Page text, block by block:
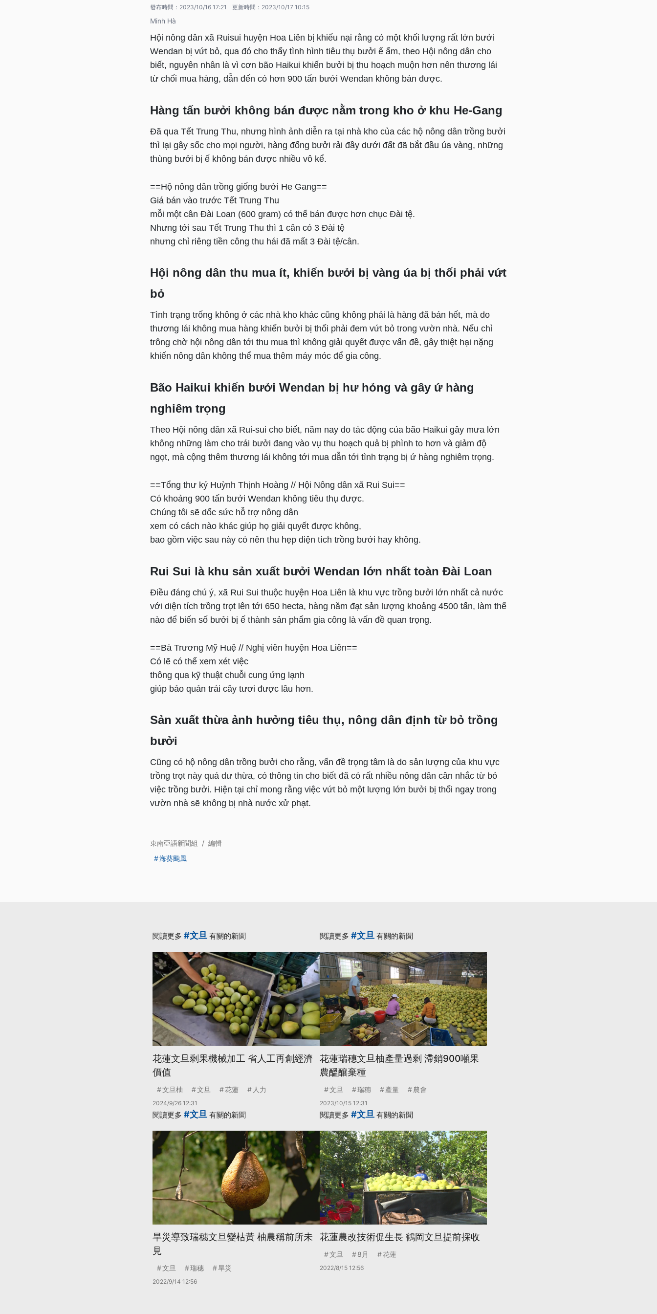
發布時間： 2023/10/16 17:21 更新時間： 2023/10/17 10:15
Minh Hà
Hội nông dân xã Ruisui huyện Hoa Liên bị khiếu nại rằng có một khối lượng rất lớn bưởi
Wendan bị vứt bỏ, qua đó cho thấy tình hình tiêu thụ bưởi ế ẩm, theo Hội nông dân cho
biết, nguyên nhân là vì cơn bão Haikui khiến bưởi bị thu hoạch muộn hơn nên thương lái
từ chối mua hàng, dẫn đến có hơn 900 tấn bưởi Wendan không bán được.
Hàng tấn bưởi không bán được nằm trong kho ở khu He-Gang
Đã qua Tết Trung Thu, nhưng hình ảnh diễn ra tại nhà kho của các hộ nông dân trồng bưởi
thì lại gây sốc cho mọi người, hàng đống bưởi rải đầy dưới đất đã bắt đầu úa vàng, những
thùng bưởi bị ế không bán được nhiều vô kể.
==Hộ nông dân trồng giống bưởi He Gang==
Giá bán vào trước Tết Trung Thu
mỗi một cân Đài Loan (600 gram) có thể bán được hơn chục Đài tệ.
Nhưng tới sau Tết Trung Thu thì 1 cân có 3 Đài tệ
nhưng chỉ riêng tiền công thu hái đã mất 3 Đài tệ/cân.
Hội nông dân thu mua ít, khiến bưởi bị vàng úa bị thối phải vứt
bỏ
Tình trạng trống không ở các nhà kho khác cũng không phải là hàng đã bán hết, mà do
thương lái không mua hàng khiến bưởi bị thối phải đem vứt bỏ trong vườn nhà. Nếu chỉ
trông chờ hội nông dân tới thu mua thì không giải quyết được vấn đề, gây thiệt hại nặng
khiến nông dân không thể mua thêm máy móc để gia công.
Bão Haikui khiến bưởi Wendan bị hư hỏng và gây ứ hàng
nghiêm trọng
Theo Hội nông dân xã Rui-sui cho biết, năm nay do tác động của bão Haikui gây mưa lớn
không những làm cho trái bưởi đang vào vụ thu hoạch quả bị phình to hơn và giảm độ
ngọt, mà cộng thêm thương lái không tới mua dẫn tới tình trạng bị ứ hàng nghiêm trọng.
==Tổng thư ký Huỳnh Thịnh Hoàng // Hội Nông dân xã Rui Sui==
Có khoảng 900 tấn bưởi Wendan không tiêu thụ được.
Chúng tôi sẽ dốc sức hỗ trợ nông dân
xem có cách nào khác giúp họ giải quyết được không,
bao gồm việc sau này có nên thu hẹp diện tích trồng bưởi hay không.
Rui Sui là khu sản xuất bưởi Wendan lớn nhất toàn Đài Loan
Điều đáng chú ý, xã Rui Sui thuộc huyện Hoa Liên là khu vực trồng bưởi lớn nhất cả nước
với diện tích trồng trọt lên tới 650 hecta, hàng năm đạt sản lượng khoảng 4500 tấn, làm thế
nào để biến số bưởi bị ế thành sản phẩm gia công là vấn đề quan trọng.
==Bà Trương Mỹ Huệ // Nghị viên huyện Hoa Liên==
Có lẽ có thể xem xét việc
thông qua kỹ thuật chuỗi cung ứng lạnh
giúp bảo quản trái cây tươi được lâu hơn.
Sản xuất thừa ảnh hưởng tiêu thụ, nông dân định từ bỏ trồng
bưởi
Cũng có hộ nông dân trồng bưởi cho rằng, vấn đề trọng tâm là do sản lượng của khu vực
trồng trọt này quá dư thừa, có thông tin cho biết đã có rất nhiều nông dân cân nhắc từ bỏ
việc trồng bưởi. Hiện tại chỉ mong rằng việc vứt bỏ một lượng lớn bưởi bị thối ngay trong
vườn nhà sẽ không bị nhà nước xử phạt.
東南亞語新聞組 / 編輯
海葵颱風
閱讀更多 #文旦 有關的新聞
花蓮文旦剩果機械加工 省人工再創經濟
價值
文旦柚 文旦 花蓮 人力
2024/9/26 12:31
閱讀更多 #文旦 有關的新聞
花蓮瑞穗文旦柚產量過剩 滯銷900噸果
農醞釀棄種
文旦 瑞穗 產量 農會
2023/10/15 12:31
閱讀更多 #文旦 有關的新聞
旱災導致瑞穗文旦變枯黃 柚農稱前所未
見
文旦 瑞穗 旱災
2022/9/14 12:56
閱讀更多 #文旦 有關的新聞
花蓮農改技術促生長 鶴岡文旦提前採收
文旦 8月 花蓮
2022/8/15 12:56